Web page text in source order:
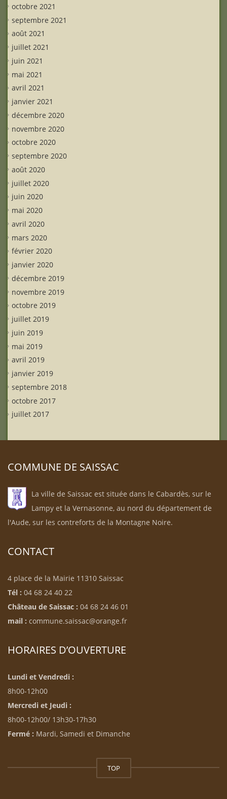
octobre 2021
septembre 2021
août 2021
juillet 2021
juin 2021
mai 2021
avril 2021
janvier 2021
décembre 2020
novembre 2020
octobre 2020
septembre 2020
août 2020
juillet 2020
juin 2020
mai 2020
avril 2020
mars 2020
février 2020
janvier 2020
décembre 2019
novembre 2019
octobre 2019
juillet 2019
juin 2019
mai 2019
avril 2019
janvier 2019
septembre 2018
octobre 2017
juillet 2017
COMMUNE DE SAISSAC
La ville de Saissac est située dans le Cabardès, sur le
Lampy et la Vernasonne, au nord du département de
l'Aude, sur les contreforts de la Montagne Noire.
CONTACT
4 place de la Mairie 11310 Saissac
Tél : 04 68 24 40 22
Château de Saissac : 04 68 24 46 01
mail : commune.saissac@orange.fr
HORAIRES D’OUVERTURE
Lundi et Vendredi :
8h00-12h00
Mercredi et Jeudi :
8h00-12h00/ 13h30-17h30
Fermé : Mardi, Samedi et Dimanche
TOP